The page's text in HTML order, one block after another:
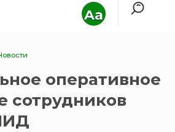
Aa
оперативное
сотрудников